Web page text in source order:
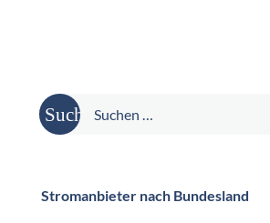
Suche
nach:
Stromanbieter nach Bundesland